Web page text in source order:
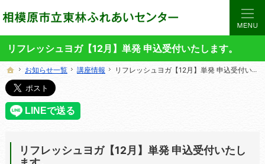
リフレッシュヨガ【12月】単発 申込受付いたします。
ホーム
お知らせ一覧 講座情報 リフレッシュヨガ【12月】単発 申込受付いたします。
リフレッシュヨガ【12月】単発 申込受付いたし
ホーム
お知らせ一覧 講座情報 リフレッシュヨガ【12月】単発 申込受付いたします。